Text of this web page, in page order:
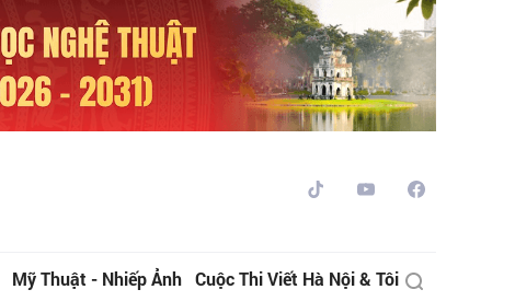
Mỹ Thuật - Nhiếp Ảnh Cuộc Thi Viết Hà Nội & Tôi